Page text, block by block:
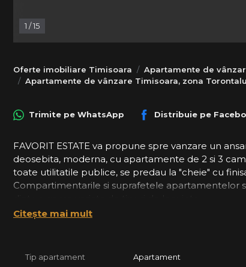
1 /15
Oferte imobiliare Timisoara
Apartamente de
Apartamente de vânzare Timisoara, zona
Trimite pe WhatsApp Distribuie pe
FAVORIT ESTATE va propune spre vanzare un
deosebita, moderna, cu apartamente de 2 si 3
toate utilitatile publice, se predau la "cheie" cu
Compartimentarile si suprafetele apartamentelor
Suprafetele utile ale apartamentelor sunt
Dotari suplimentare incluse:
Citește mai mult
Tip apartament Apartament